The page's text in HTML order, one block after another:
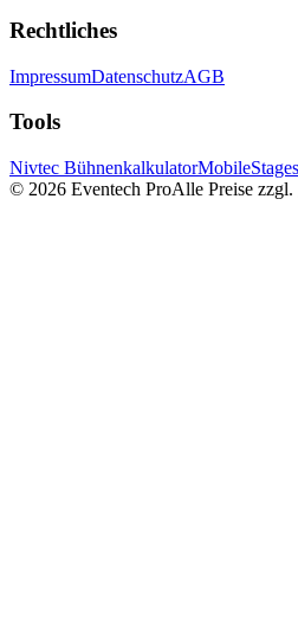
Rechtliches
ImpressumDatenschutzAGB
Tools
Nivtec BühnenkalkulatorMobileStages
© 2026 Eventech ProAlle Preise